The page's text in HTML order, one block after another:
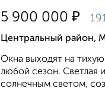
5 900 000 ₽
Центральный район,
Окна выходят на
любой сезон. Светлая
солнечным светом,